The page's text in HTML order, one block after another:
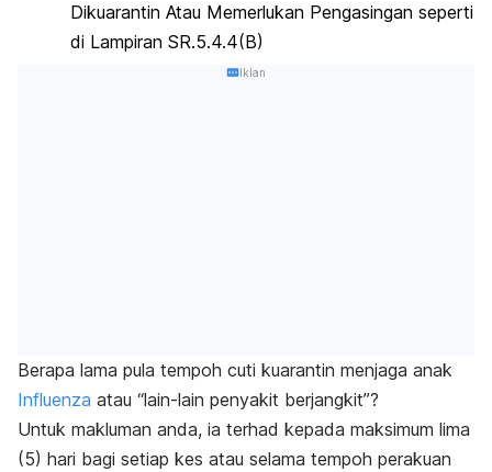
Dikuarantin Atau Memerlukan Pengasingan seperti
di Lampiran SR.5.4.4(B)
Iklan
Berapa lama pula tempoh cuti kuarantin menjaga anak
Influenza atau “lain-lain penyakit berjangkit”?
Untuk makluman anda, ia terhad kepada maksimum lima
(5) hari bagi setiap kes atau selama tempoh perakuan